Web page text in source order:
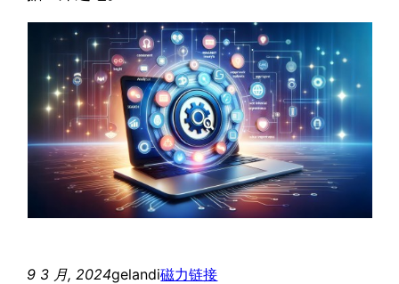
9 3 月, 2024gelandi磁力链接